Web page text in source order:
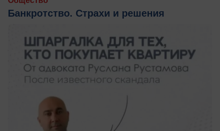
Банкротство. Страхи и решения